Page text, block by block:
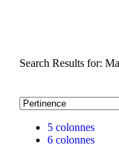
Search Results for:
5 colonnes
6 colonnes